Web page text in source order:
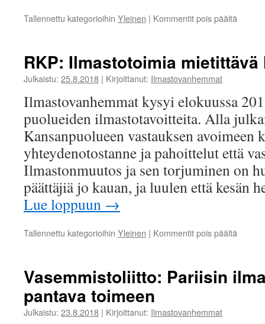
Tallennettu kategorioihin Yleinen | Kommentit pois päältä
RKP: Ilmastotoimia
Julkaistu: 25.8.2018 | Kirjoittanut: Ilmastovanhemmat
Ilmastovanhemmat kysyi elokuussa
puolueiden ilmastotavoitteita. Alla
Kansanpuolueen vastauksen
yhteydenotostanne ja pahoittelut että
Ilmastonmuutos ja sen torjuminen on
päättäjiä jo kauan, ja luulen että kesän
Lue loppuun →
Tallennettu kategorioihin Yleinen | Kommentit pois päältä
laajasti
Vasemmistoliitto: Pariisin
pantava toimeen
Julkaistu: 23.8.2018 | Kirjoittanut: Ilmastovanhemmat